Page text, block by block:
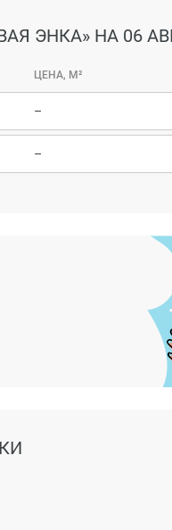
ЭНКА» НА 06
ЦЕНА, М²
–
–